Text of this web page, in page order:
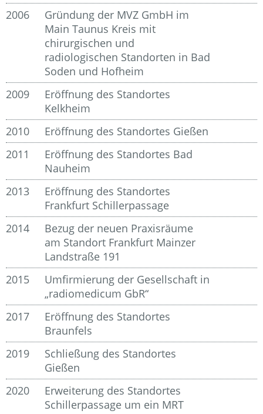
2006
Gründung der MVZ GmbH im
Main Taunus Kreis mit
chirurgischen und
radiologischen Standorten in Bad
Soden und Hofheim
2009
Eröffnung des Standortes
Kelkheim
2010
Eröffnung des Standortes Gießen
2011
Eröffnung des Standortes Bad
Nauheim
2013
Eröffnung des Standortes
Frankfurt Schillerpassage
2014
Bezug der neuen Praxisräume
am Standort Frankfurt Mainzer
Landstraße 191
2015
Umfirmierung der Gesellschaft in
„radiomedicum GbR“
2017
Eröffnung des Standortes
Braunfels
2019
Schließung des Standortes
Gießen
2020
Erweiterung des Standortes
Schillerpassage um ein MRT